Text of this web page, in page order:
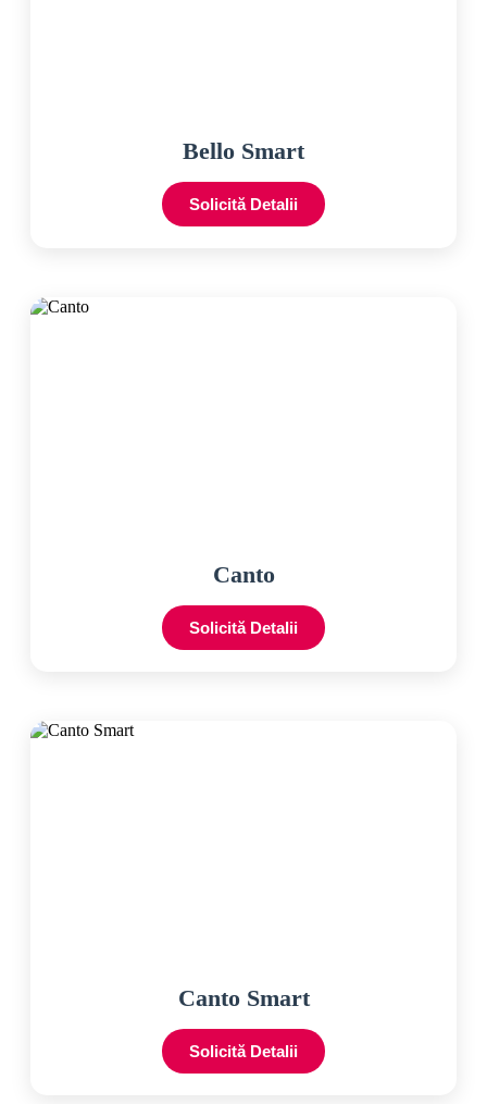
Bello Smart
Solicită Detalii
Canto
Solicită Detalii
Canto Smart
Solicită Detalii